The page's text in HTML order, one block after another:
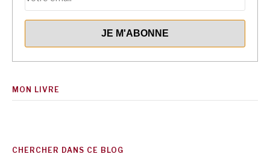
MON LIVRE
CHERCHER DANS CE BLOG